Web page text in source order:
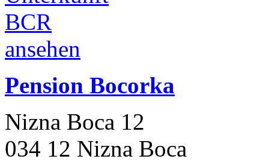
Pension Bocorka
Nizna Boca 12
034 12 Nizna Boca